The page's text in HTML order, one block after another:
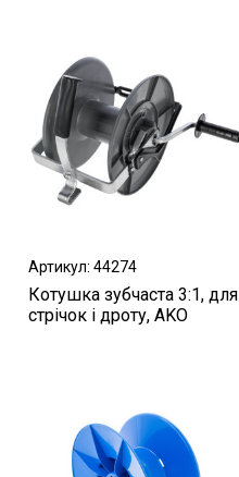
Артикул: 44274
Котушка зубчаста 3:1, для
стрічок і дроту, AKO